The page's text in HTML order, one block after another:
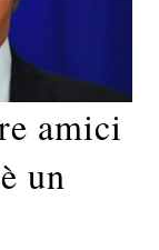
amici
un